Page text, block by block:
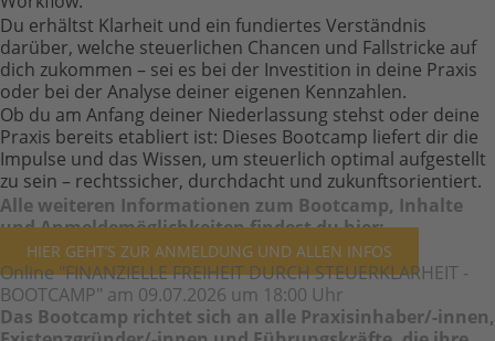
Du erhältst Klarheit und ein fundiertes Verständnis
darüber, welche steuerlichen Chancen und Fallstricke auf
dich zukommen – sei es bei der Investition in deine Praxis
oder bei der Analyse deiner eigenen Kennzahlen.
Ob du am Anfang deiner Niederlassung stehst oder deine
Praxis bereits etabliert ist: Dieses Bootcamp liefert dir die
Impulse und das Wissen, um steuerlich optimal aufgestellt
zu sein – rechtssicher, durchdacht und zukunftsorientiert.
Alle weiteren Informationen zum Bootcamp, Inhalte
und Anmeldemöglichkeiten findest du hier:
HIER GEHT’S ZUR ANMELDUNG UND ALLEN INFOS
Online "FINANZIELLE FREIHEIT DURCH STEUERKLARHEIT -
BOOTCAMP" am 09.07.2026 um 18:00 Uhr
Das Bootcamp richtet sich an alle Praxisinhaber/-innen,